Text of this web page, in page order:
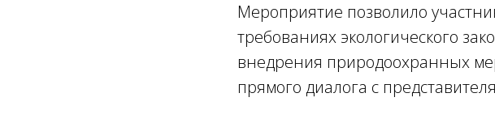
Мероприятие позволило
требованиях экологического
внедрения природоохранных
прямого диалога с